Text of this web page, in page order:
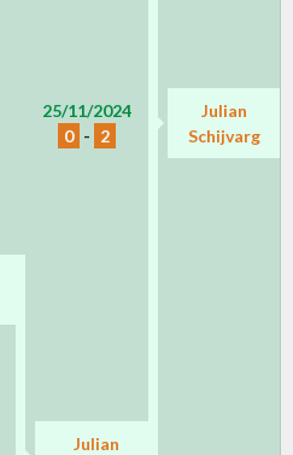
25/11/2024
0 - 2
Julian
Schijvarg
Julian